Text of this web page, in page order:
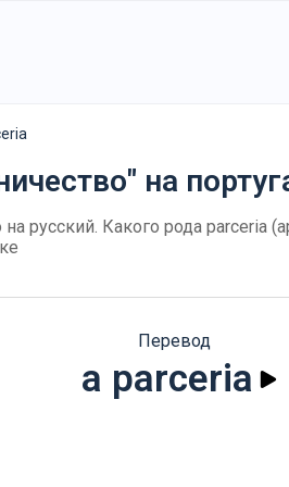
на
русский. Какого рода parceria
Перевод
a parceria